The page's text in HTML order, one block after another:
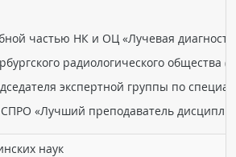
частью НК и ОЦ «Лучевая
радиологического
экспертной группы по
«Лучший преподаватель
наук